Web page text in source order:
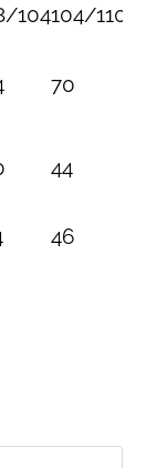
104104/110
70
44
46